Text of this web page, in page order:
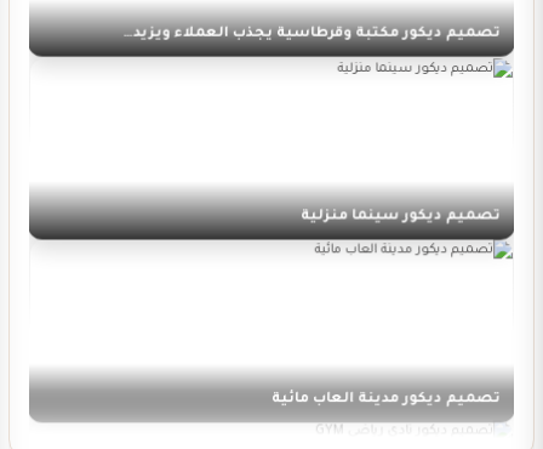
تصميم ديكور مكتبة وقرطاسية يجذب العملاء ويزيد…
تصميم ديكور سينما منزلية
تصميم ديكور مدينة العاب مائية